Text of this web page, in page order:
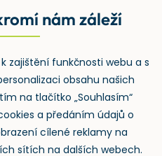
odpadechnám záleží
zajištění funkčnosti webu a s
obsahu našich
na tlačítko „Souhlasím“
a předáním údajů o
cílené reklamy na
sítích na dalších webech.